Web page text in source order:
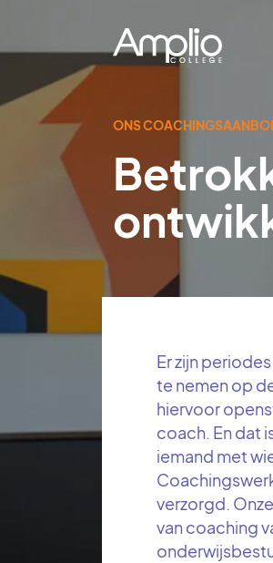
ONS
Er zijn
te nemen op
hiervoor
coach. En dat
iemand met
verzorgd.
van coaching